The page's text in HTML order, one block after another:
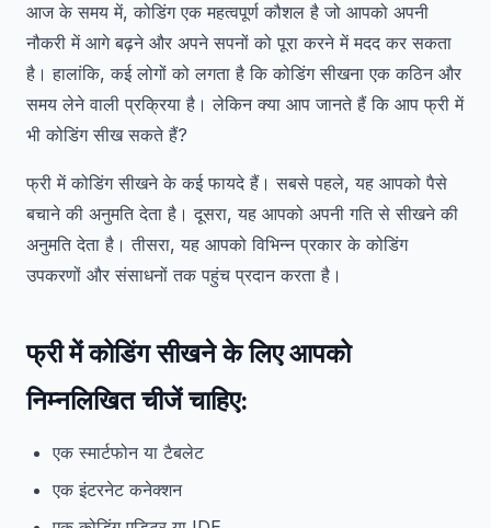
आज के समय में, कोडिंग एक महत्वपूर्ण कौशल है जो आपको अपनी
नौकरी में आगे बढ़ने और अपने सपनों को पूरा करने में मदद कर सकता
है। हालांकि, कई लोगों को लगता है कि कोडिंग सीखना एक कठिन और
समय लेने वाली प्रक्रिया है। लेकिन क्या आप जानते हैं कि आप फ्री में
भी कोडिंग सीख सकते हैं?
फ्री में कोडिंग सीखने के कई फायदे हैं। सबसे पहले, यह आपको पैसे
बचाने की अनुमति देता है। दूसरा, यह आपको अपनी गति से सीखने की
अनुमति देता है। तीसरा, यह आपको विभिन्न प्रकार के कोडिंग
उपकरणों और संसाधनों तक पहुंच प्रदान करता है।
फ्री में कोडिंग सीखने के लिए आपको
निम्नलिखित चीजें चाहिए:
एक स्मार्टफोन या टैबलेट
एक इंटरनेट कनेक्शन